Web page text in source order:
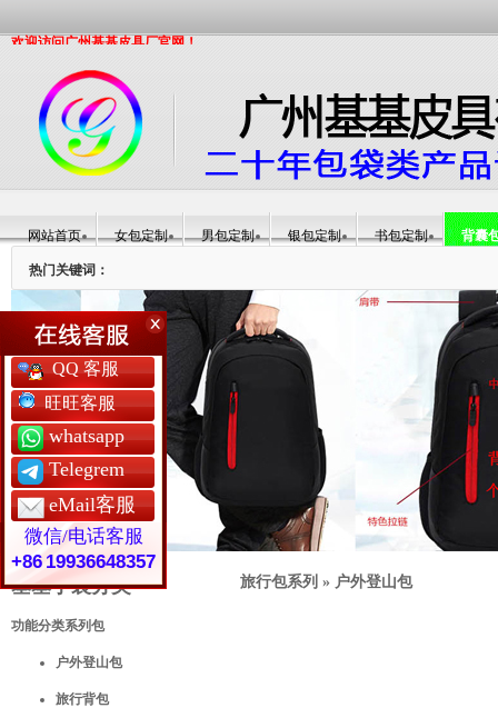
欢迎访问广州基基皮具厂官网！
网站首页 女包定制 男包定制 银包定制 书包定制 背囊
热门关键词：
基基手袋分类
功能分类系列包
户外登山包
旅行背包
旅行包系列 » 户外登山包
QQ 客服
旺旺客服
whatsapp
Telegrem
eMail客服
微信/电话客服
+86 19936648357